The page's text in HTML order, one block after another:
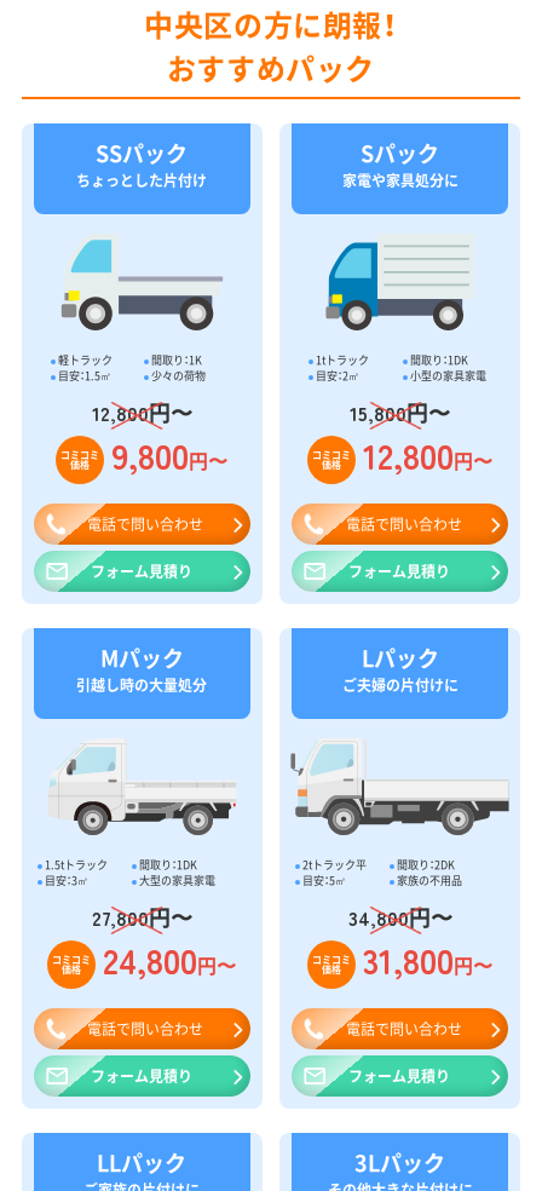
中央区の方に朗報！
おすすめパック
SSパック
ちょっとした片付け
軽トラック
間取り：1K
目安：1.5㎥
少々の荷物
12,800円〜
コミコミ
価格 9,800円〜
電話で問い合わせ
フォーム見積り
Sパック
家電や家具処分に
1tトラック
間取り：1DK
目安：2㎥
小型の家具家電
15,800円〜
コミコミ
価格 12,800円〜
電話で問い合わせ
フォーム見積り
Mパック
引越し時の大量処分
1.5tトラック
間取り：1DK
目安：3㎥
大型の家具家電
27,800円〜
コミコミ
価格 24,800円〜
電話で問い合わせ
フォーム見積り
Lパック
ご夫婦の片付けに
2tトラック平
間取り：2DK
目安：5㎥
家族の不用品
34,800円〜
コミコミ
価格 31,800円〜
電話で問い合わせ
フォーム見積り
LLパック 3Lパック